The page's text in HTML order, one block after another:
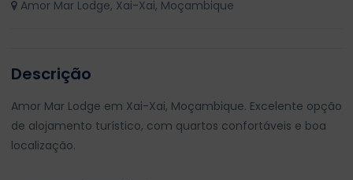
Amor Mar Lodge, Xai-Xai, Moçambique
Descrição
Amor Mar Lodge em Xai-Xai, Moçambique. Excelente opção
de alojamento turístico, com quartos confortáveis e boa
localização.